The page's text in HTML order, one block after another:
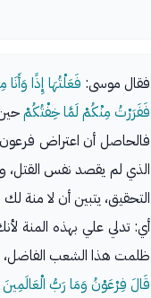
فقال موسى: فَعَلْتُهَا إِذًا
فَفَرَرْتُ مِنْكُمْ لَمَّا خِفْتُكُمْ
فالحاصل أن اعتراض
الذي لم يقصد نفس القتل،
التحقيق، يتبين أن لا منة
أي: تدلي علي بهذه المنة
ظلمت هذا الشعب الفاضل،
قَالَ فِرْعَوْنُ وَمَا رَبُّ الْعَالَمِينَ